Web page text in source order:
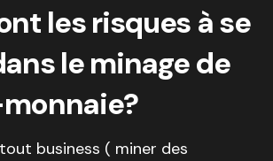
les risques à se
le minage de
business ( miner des